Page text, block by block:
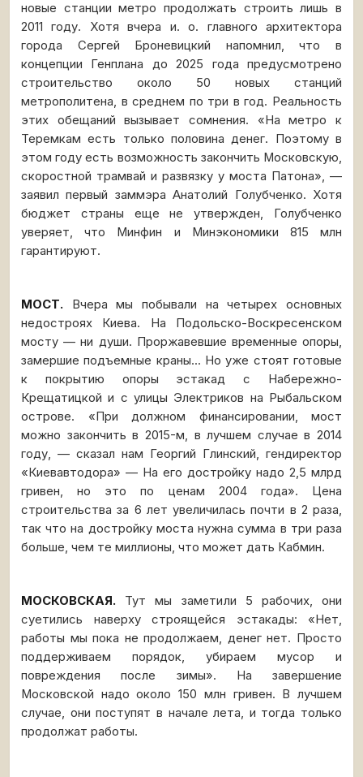
новые станции метро продолжать строить лишь в
2011 году. Хотя вчера и. о. главного архитектора
города Сергей Броневицкий напомнил, что в
концепции Генплана до 2025 года предусмотрено
строительство около 50 новых станций
метрополитена, в среднем по три в год. Реальность
этих обещаний вызывает сомнения. «На метро к
Теремкам есть только половина денег. Поэтому в
этом году есть возможность закончить Московскую,
скоростной трамвай и развязку у моста Патона», —
заявил первый заммэра Анатолий Голубченко. Хотя
бюджет страны еще не утвержден, Голубченко
уверяет, что Минфин и Минэкономики 815 млн
гарантируют.
МОСТ. Вчера мы побывали на четырех основных
недостроях Киева. На Подольско-Воскресенском
мосту — ни души. Проржавевшие временные опоры,
замершие подъемные краны... Но уже стоят готовые
к покрытию опоры эстакад с Набережно-
Крещатицкой и с улицы Электриков на Рыбальском
острове. «При должном финансировании, мост
можно закончить в 2015-м, в лучшем случае в 2014
году, — сказал нам Георгий Глинский, гендиректор
«Киевавтодора» — На его достройку надо 2,5 млрд
гривен, но это по ценам 2004 года». Цена
строительства за 6 лет увеличилась почти в 2 раза,
так что на достройку моста нужна сумма в три раза
больше, чем те миллионы, что может дать Кабмин.
МОСКОВСКАЯ. Тут мы заметили 5 рабочих, они
суетились наверху строящейся эстакады: «Нет,
работы мы пока не продолжаем, денег нет. Просто
поддерживаем порядок, убираем мусор и
повреждения после зимы». На завершение
Московской надо около 150 млн гривен. В лучшем
случае, они поступят в начале лета, и тогда только
продолжат работы.